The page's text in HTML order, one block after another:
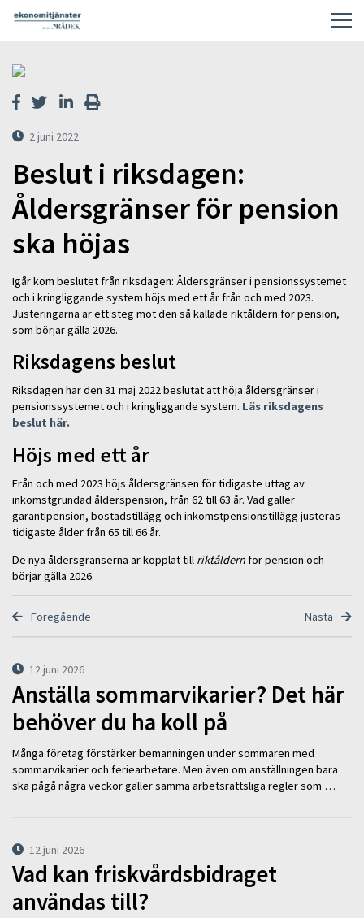
2 juni 2022
Beslut i riksdagen:
Åldersgränser för pension
ska höjas
Igår kom beslutet från riksdagen: Åldersgränser i pensionssystemet
och i kringliggande system höjs med ett år från och med 2023.
Justeringarna är ett steg mot den så kallade riktåldern för pension,
som börjar gälla 2026.
Riksdagens beslut
Riksdagen har den 31 maj 2022 beslutat att höja åldersgränser i
pensionssystemet och i kringliggande system. Läs riksdagens
beslut här.
Höjs med ett år
Från och med 2023 höjs åldersgränsen för tidigaste uttag av
inkomstgrundad ålderspension, från 62 till 63 år. Vad gäller
garantipension, bostadstillägg och inkomstpensionstillägg justeras
tidigaste ålder från 65 till 66 år.
De nya åldersgränserna är kopplat till riktåldernför pension och
börjar gälla 2026.
Föregående Nästa
12 juni 2026
Anställa sommarvikarier? Det här
behöver du ha koll på
Många företag förstärker bemanningen under sommaren med
sommarvikarier och feriearbetare. Men även om anställningen bara
ska pågå några veckor gäller samma arbetsrättsliga regler som …
12 juni 2026
Vad kan friskvårdsbidraget
användas till?